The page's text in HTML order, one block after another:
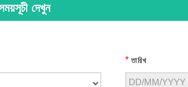
দেখুন
* তারিখ